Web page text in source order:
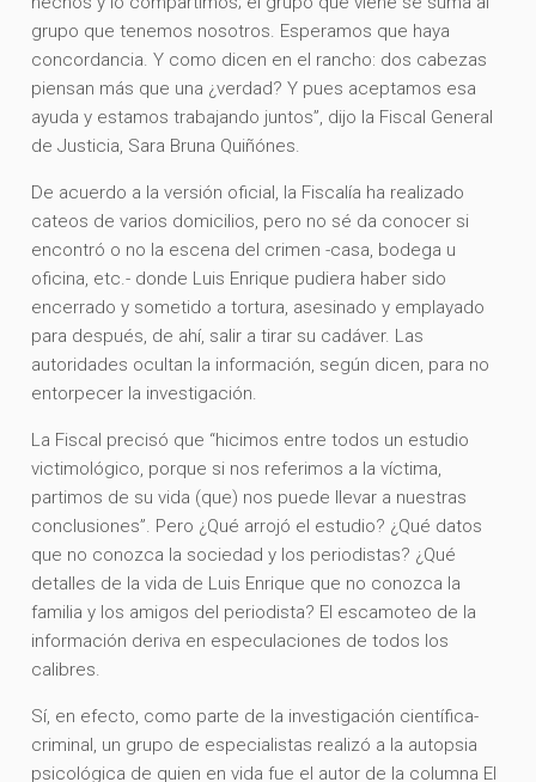
grupo que tenemos nosotros. Esperamos que haya
concordancia. Y como dicen en el rancho: dos cabezas
piensan más que una ¿verdad? Y pues aceptamos esa
ayuda y estamos trabajando juntos”, dijo la Fiscal General
de Justicia, Sara Bruna Quiñónes.
De acuerdo a la versión oficial, la Fiscalía ha realizado
cateos de varios domicilios, pero no sé da conocer si
encontró o no la escena del crimen -casa, bodega u
oficina, etc.- donde Luis Enrique pudiera haber sido
encerrado y sometido a tortura, asesinado y emplayado
para después, de ahí, salir a tirar su cadáver. Las
autoridades ocultan la información, según dicen, para no
entorpecer la investigación.
La Fiscal precisó que “hicimos entre todos un estudio
victimológico, porque si nos referimos a la víctima,
partimos de su vida (que) nos puede llevar a nuestras
conclusiones”. Pero ¿Qué arrojó el estudio? ¿Qué datos
que no conozca la sociedad y los periodistas? ¿Qué
detalles de la vida de Luis Enrique que no conozca la
familia y los amigos del periodista? El escamoteo de la
información deriva en especulaciones de todos los
calibres.
Sí, en efecto, como parte de la investigación científica-
criminal, un grupo de especialistas realizó a la autopsia
psicológica de quien en vida fue el autor de la columna El